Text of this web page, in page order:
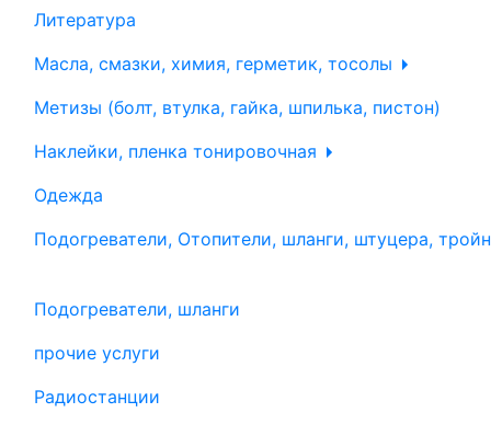
Литература
Масла, смазки, химия, герметик, тосолы
Метизы (болт, втулка, гайка, шпилька, пистон)
Наклейки, пленка тонировочная
Одежда
Подогреватели, Отопители, шланги, штуцера,
Подогреватели, шланги
прочие услуги
Радиостанции